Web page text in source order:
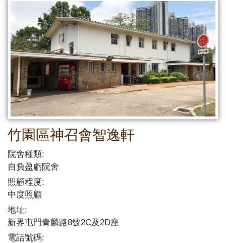
竹園區神召會智逸軒
院舍種類:
自負盈虧院舍
照顧程度:
中度照顧
地址:
新界屯門青麟路8號2C及2D座
電話號碼: